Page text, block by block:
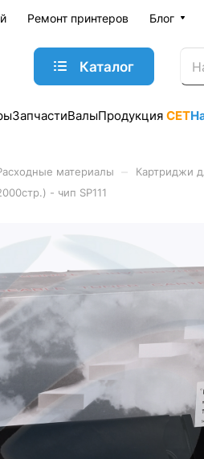
Ремонт принтеров Блог
Каталог
ЗапчастиВалыПродукция CET
материалы Картриджи
- чип SP111